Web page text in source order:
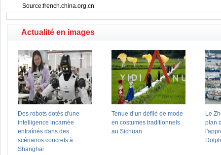
Source:french.china.org.cn